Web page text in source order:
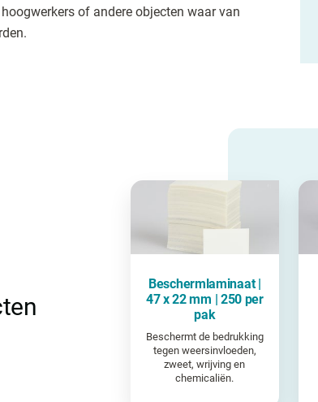
of andere objecten waar van
Beschermlaminaat |
47 x 22 mm | 250 per
pak
Beschermt de bedrukking
tegen weersinvloeden,
zweet, wrijving en
chemicaliën.